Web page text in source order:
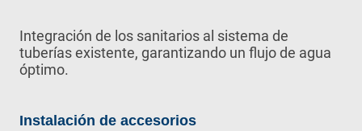
Integración de los sanitarios al sistema de
tuberías existente, garantizando un flujo de agua
óptimo.
Instalación de accesorios